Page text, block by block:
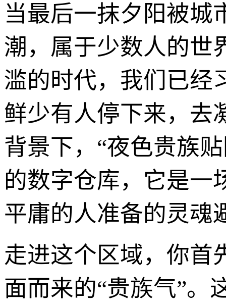
当最后一抹夕阳被城
潮，属于少数人的世
滥的时代，我们已经
鲜少有人停下来，去
背景下，“夜色贵族
的数字仓库，它是一
平庸的人准备的灵魂
走进这个区域，你首
面而来的“贵族气”。